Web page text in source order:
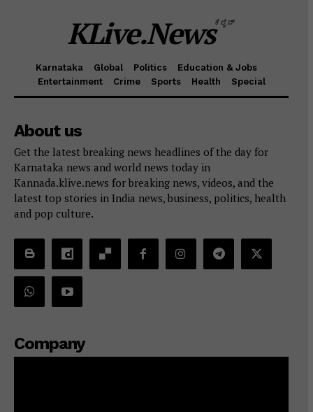
KLive.Newsಕೆಲೈವ್
Karnataka Global Politics
Education & Jobs
Entertainment
Crime Sports Health Special
About us
Get the latest breaking news headlines of the day for
Karnataka news and world news today in
Kannada.klive.news for breaking news, videos, and the
latest top stories in India news, business, politics, health
and pop culture.
Company